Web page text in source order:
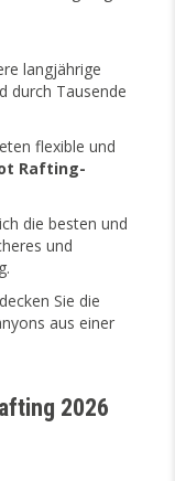
langjährige
durch Tausende
flexible und
Rafting-
die besten und
und
Sie die
aus einer
2026